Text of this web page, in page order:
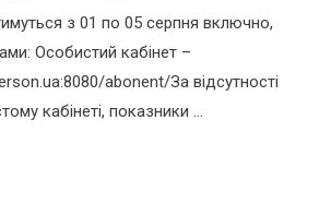
з 01 по 05 серпня включно,
Особистий кабінет –
abonent/За відсутності
кабінеті, показники ...